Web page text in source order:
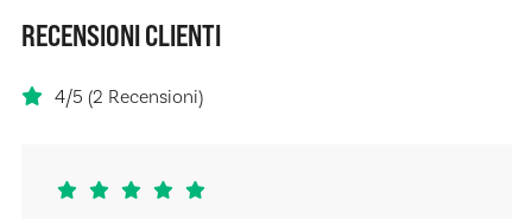
RECENSIONI CLIENTI
4/5 (2 Recensioni)